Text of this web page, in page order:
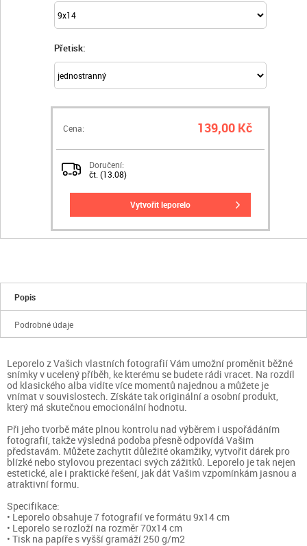
Přetisk:
Cena: 139,00 Kč
Doručení:
čt. (13.08)
vytvořit leporelo
Popis
Podrobné údaje
Leporelo z Vašich vlastních fotografií Vám umožní proměnit běžné
snímky v ucelený příběh, ke kterému se budete rádi vracet. Na rozdíl
od klasického alba vidíte více momentů najednou a můžete je
vnímat v souvislostech. Získáte tak originální a osobní produkt,
který má skutečnou emocionální hodnotu.
Při jeho tvorbě máte plnou kontrolu nad výběrem i uspořádáním
fotografií, takže výsledná podoba přesně odpovídá Vašim
představám. Můžete zachytit důležité okamžiky, vytvořit dárek pro
blízké nebo stylovou prezentaci svých zážitků. Leporelo je tak nejen
estetické, ale i praktické řešení, jak dát Vašim vzpomínkám jasnou a
atraktivní formu.
Specifikace:
• Leporelo obsahuje 7 fotografií ve formátu 9x14 cm
• Leporelo se rozloží na rozměr 70x14 cm
• Tisk na papíře s vyšší gramáží 250 g/m2